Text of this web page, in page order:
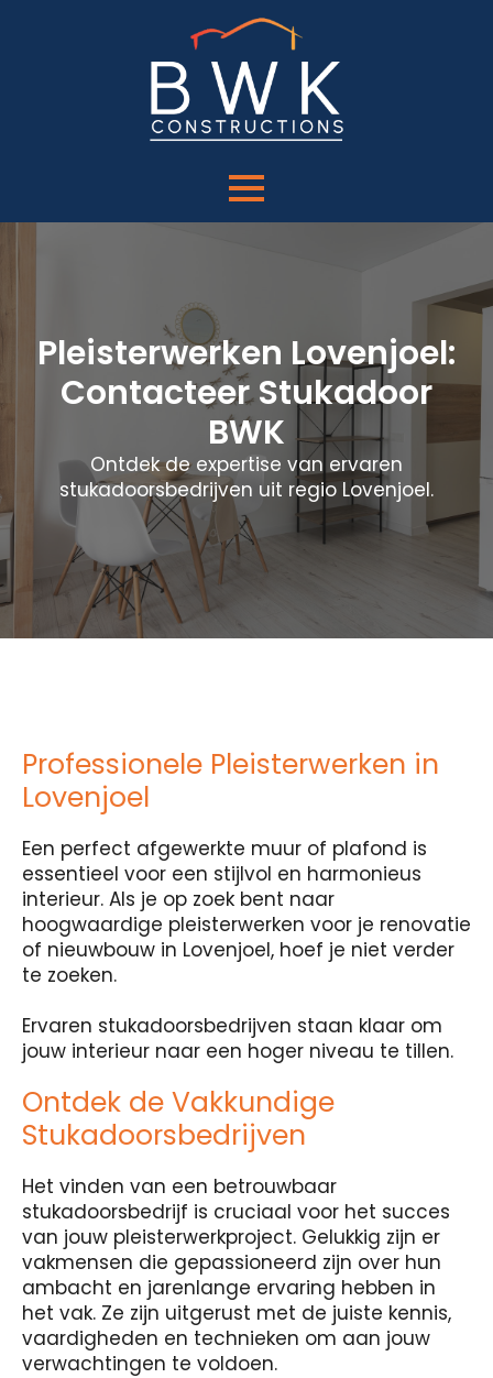
Pleisterwerken Lovenjoel:
Contacteer Stukadoor
BWK
Ontdek de expertise van ervaren
stukadoorsbedrijven uit regio Lovenjoel.
Professionele Pleisterwerken in
Lovenjoel
Een perfect afgewerkte muur of plafond is
essentieel voor een stijlvol en harmonieus
interieur. Als je op zoek bent naar
hoogwaardige pleisterwerken voor je renovatie
of nieuwbouw in Lovenjoel, hoef je niet verder
te zoeken.
Ervaren stukadoorsbedrijven staan klaar om
jouw interieur naar een hoger niveau te tillen.
Ontdek de Vakkundige
Stukadoorsbedrijven
Het vinden van een betrouwbaar
stukadoorsbedrijf is cruciaal voor het succes
van jouw pleisterwerkproject. Gelukkig zijn er
vakmensen die gepassioneerd zijn over hun
ambacht en jarenlange ervaring hebben in
het vak. Ze zijn uitgerust met de juiste kennis,
vaardigheden en technieken om aan jouw
verwachtingen te voldoen.